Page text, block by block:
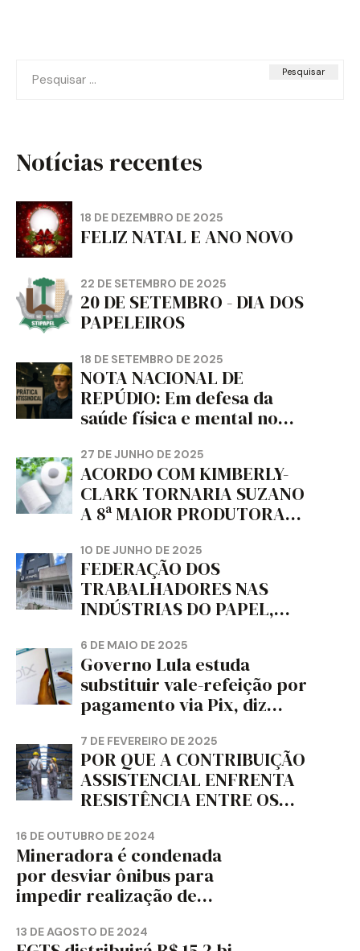
por:
Notícias recentes
18 DE DEZEMBRO DE 2025
FELIZ NATAL E ANO NOVO
22 DE SETEMBRO DE 2025
20 DE SETEMBRO - DIA DOS
PAPELEIROS
18 DE SETEMBRO DE 2025
NOTA NACIONAL DE
REPÚDIO: Em defesa da
saúde física e mental no
da dignidade sindical.
27 DE JUNHO DE 2025
ACORDO COM KIMBERLY-
CLARK TORNARIA SUZANO
A 8ª MAIOR PRODUTORA
MUNDO, DIZ FITCH
10 DE JUNHO DE 2025
FEDERAÇÃO DOS
TRABALHADORES NAS
INDÚSTRIAS DO PAPEL,
CORTIÇA E ARTEFATOS DE
PAPEL DO ESTADO DO
PARANÁ – FETRAPEL-PR
6 DE MAIO DE 2025
Governo Lula estuda
substituir vale-refeição por
pagamento via Pix, diz
7 DE FEVEREIRO DE 2025
POR QUE A CONTRIBUIÇÃO
ASSISTENCIAL ENFRENTA
RESISTÊNCIA ENTRE OS
16 DE OUTUBRO DE 2024
Mineradora é condenada
por desviar ônibus para
impedir realização de
13 DE AGOSTO DE 2024